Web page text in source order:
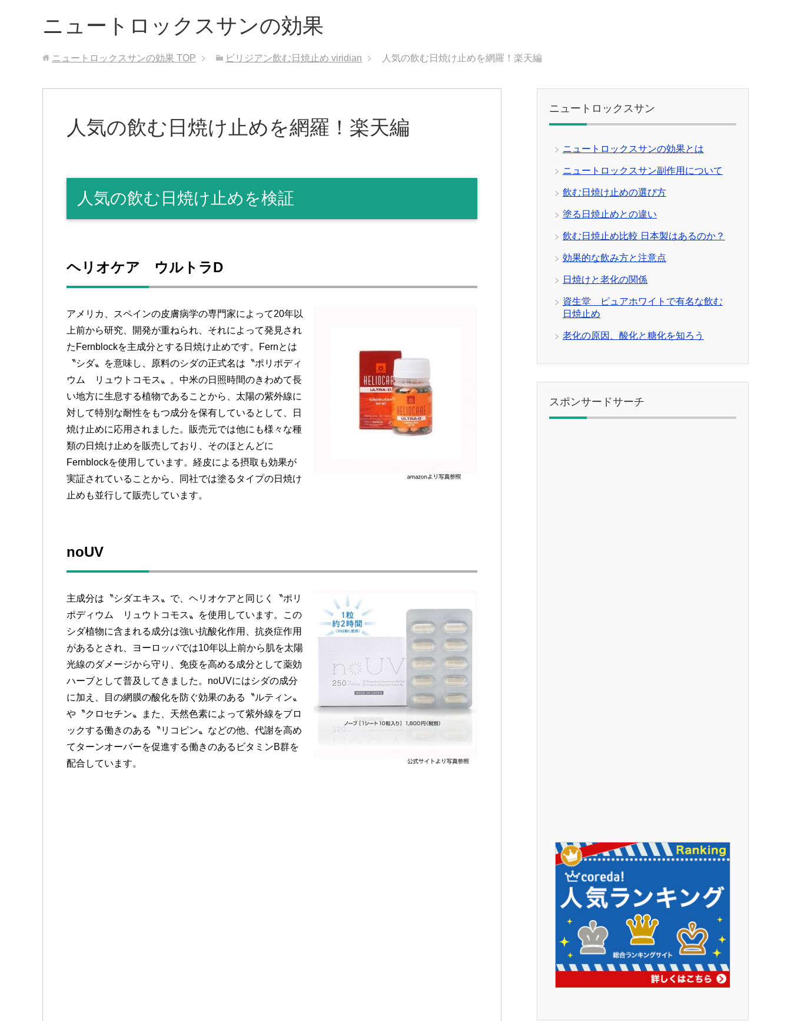
ニュートロックスサンの効果
ニュートロックスサンの効果 TOP ビリジアン飲む日焼止め viridian 人気の飲む日焼け止めを網羅！楽天編
人気の飲む日焼け止めを網羅！楽天編
人気の飲む日焼け止めを検証
ヘリオケア ウルトラD
アメリカ、スペインの皮膚病学の専門家によって20年以
上前から研究、開発が重ねられ、それによって発見され
たFernblockを主成分とする日焼け止めです。Fernとは
〝シダ〟を意味し、原料のシダの正式名は〝ポリポディ
ウム リュウトコモス〟。中米の日照時間のきわめて長
い地方に生息する植物であることから、太陽の紫外線に
対して特別な耐性をもつ成分を保有しているとして、日
焼け止めに応用されました。販売元では他にも様々な種
類の日焼け止めを販売しており、そのほとんどに
Fernblockを使用しています。経皮による摂取も効果が
実証されていることから、同社では塗るタイプの日焼け
止めも並行して販売しています。
noUV
主成分は〝シダエキス〟で、ヘリオケアと同じく〝ポリ
ポディウム リュウトコモス〟を使用しています。この
シダ植物に含まれる成分は強い抗酸化作用、抗炎症作用
があるとされ、ヨーロッパでは10年以上前から肌を太陽
光線のダメージから守り、免疫を高める成分として薬効
ハーブとして普及してきました。noUVにはシダの成分
に加え、目の網膜の酸化を防ぐ効果のある〝ルティン〟
や〝クロセチン〟また、天然色素によって紫外線をブロ
ックする働きのある〝リコピン〟などの他、代謝を高め
てターンオーバーを促進する働きのあるビタミンB群を
配合しています。
ニュートロックスサン
ニュートロックスサンの効果とは
ニュートロックスサン副作用について
飲む日焼け止めの選び方
塗る日焼止めとの違い
飲む日焼止め比較 日本製はあるのか？
効果的な飲み方と注意点
日焼けと老化の関係
資生堂 ピュアホワイトで有名な飲む
日焼止め
老化の原因、酸化と糖化を知ろう
スポンサードサーチ